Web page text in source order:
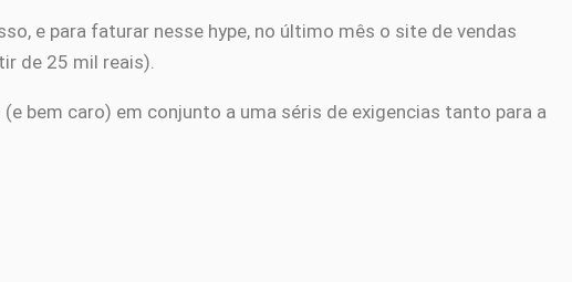
e para faturar nesse hype, no último mês o site de vendas
de 25 mil reais).
bem caro) em conjunto a uma séris de exigencias tanto para a